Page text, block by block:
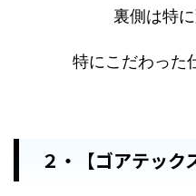
裏側は特
特にこだわった
２・【ゴアテッ